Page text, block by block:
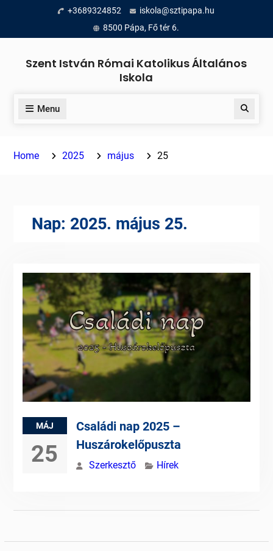
content
+3689324852
iskola@sztipapa.hu
8500 Pápa, Fő tér 6.
Szent István Római Katolikus Általános
Iskola
Menu Search
Home 2025 május 25
Nap: 2025. május 25.
MÁJ
25
Családi nap 2025 –
Huszárokelőpuszta
Szerkesztő Hírek